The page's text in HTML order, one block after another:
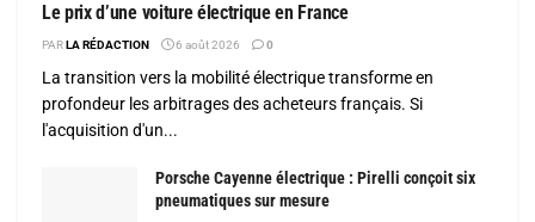
Le prix d’une voiture électrique en France
PARLA RÉDACTION 6 août 2026 0
La transition vers la mobilité électrique transforme en
profondeur les arbitrages des acheteurs français. Si
l'acquisition d'un...
Porsche Cayenne électrique : Pirelli conçoit six
pneumatiques sur mesure